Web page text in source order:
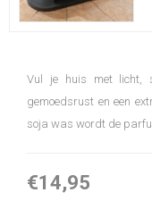
Vul je huis met licht,
gemoedsrust en een
soja was wordt de
€14,95